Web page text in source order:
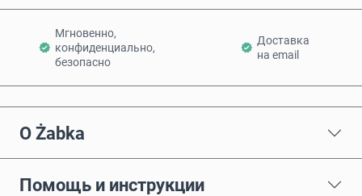
Мгновенно,
конфиденциально,
безопасно
Доставка
на email
О Żabka
Помощь и инструкции